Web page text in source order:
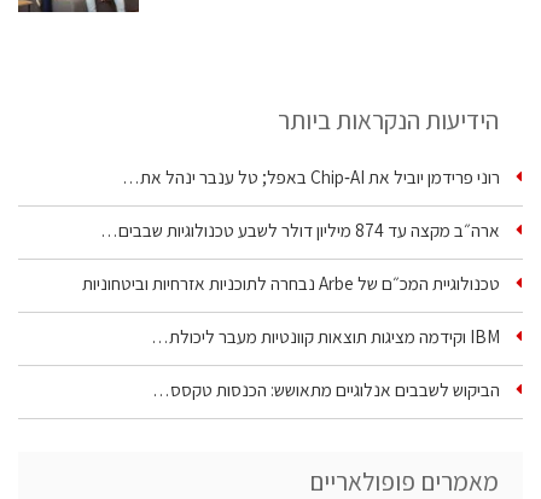
הידיעות הנקראות ביותר
רוני פרידמן יוביל את Chip‑AI באפל; טל ענבר ינהל את…
ארה״ב מקצה עד 874 מיליון דולר לשבע טכנולוגיות שבבים…
טכנולוגיית המכ״ם של Arbe נבחרה לתוכניות אזרחיות וביטחוניות
IBM וקידמה מציגות תוצאות קוונטיות מעבר ליכולת…
הביקוש לשבבים אנלוגיים מתאושש: הכנסות טקסס…
מאמרים פופולאריים